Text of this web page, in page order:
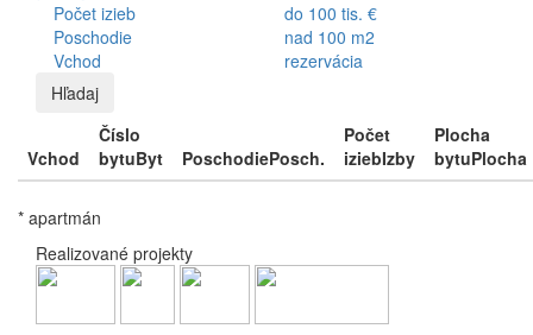
Počet izieb
do 100 tis. €
Poschodie
nad 100 m2
Vchod
rezervácia
Hľadaj
Vchod
Číslo
bytuByt PoschodiePosch.
Počet
iziebIzby
Plocha
bytuPlocha
* apartmán
Realizované projekty